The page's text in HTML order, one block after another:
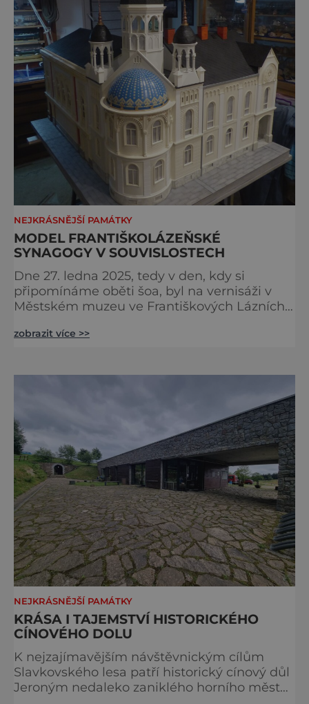
NEJKRÁSNĚJŠÍ PAMÁTKY
MODEL FRANTIŠKOLÁZEŇSKÉ
SYNAGOGY V SOUVISLOSTECH
Dne 27. ledna 2025, tedy v den, kdy si
připomínáme oběti šoa, byl na vernisáži v
Městském muzeu ve Františkových Lázních
nacisty zničena v roce 1938. Do lázeňského
některé události spojené s touto významnou
stavbou. [gallery ids="917
zobrazit více >>
NEJKRÁSNĚJŠÍ PAMÁTKY
KRÁSA I TAJEMSTVÍ HISTORICKÉHO
CÍNOVÉHO DOLU
K nejzajímavějším návštěvnickým cílům
Slavkovského lesa patří historický cínový důl
Jeroným nedaleko zaniklého horního města